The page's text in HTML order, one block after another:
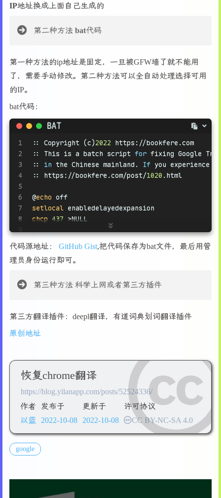
IP地址换成上面自己生成的
第二种方法 bat代码
第一种方法的ip地址是固定，一旦被GFW墙了就不能用
了，需要手动修改。第二种方法可以全自动处理选择可用
的IP。
bat代码：
BAT
1
2
3
4
5
6
7
8
10
11
12
14
17
18
19
21
22
24
25
27
28
29
30
32
:: Copyright (c)2022 https://bookfere.com
:: This is a batch script for fixing Google
:: in the Chinese mainland. If you experience
:: https://bookfere.com/post/1020 .html
@echo off
setlocal enabledelayedexpansion
chcp 437 >NULL
set "source_domain=google.cn"
set "target_domain=translate.googleapis.com"
for /f "skip=4 tokens=2" %%a in ('"nslookup
set "comment=# Fix Google Translate CN"
for
    :: Retrieve the rule
If the target domain
if
"!line:%target_domain%=! set
)
if not "%old_rule%"=="null" (
A rule has been added to the hosts
echo [1] Update [2 ] Delete
set /p action="Enter a number to choose an
echo Adding the rule "%new_rule%"
代码源地址： GitHub Gist,把代码保存为bat文件，最后用管
理员身份运行即可。
第三种方法 科学上网或者第三方插件
第三方翻译插件：deepl翻译，有道词典划词翻译插件
原创地址
恢复chrome翻译
https://blog.yilanapp.com/posts/52524336/
作者
以蓝
发布于
2022-10-08
更新于
2022-10-08
许可协议
CC BY-NC-SA 4.0
google